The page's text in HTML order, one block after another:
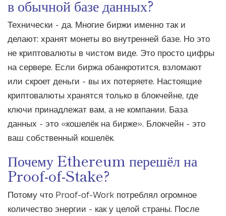
в обычной базе данных?
Технически - да. Многие биржи именно так и
делают: хранят монеты во внутренней базе. Но это
не криптовалюты в чистом виде. Это просто цифры
на сервере. Если биржа обанкротится, взломают
или скроет деньги - вы их потеряете. Настоящие
криптовалюты хранятся только в блокчейне, где
ключи принадлежат вам, а не компании. База
данных - это «кошелёк на бирже». Блокчейн - это
ваш собственный кошелёк.
Почему Ethereum перешёл на
Proof-of-Stake?
Потому что Proof-of-Work потреблял огромное
количество энергии - как у целой страны. После